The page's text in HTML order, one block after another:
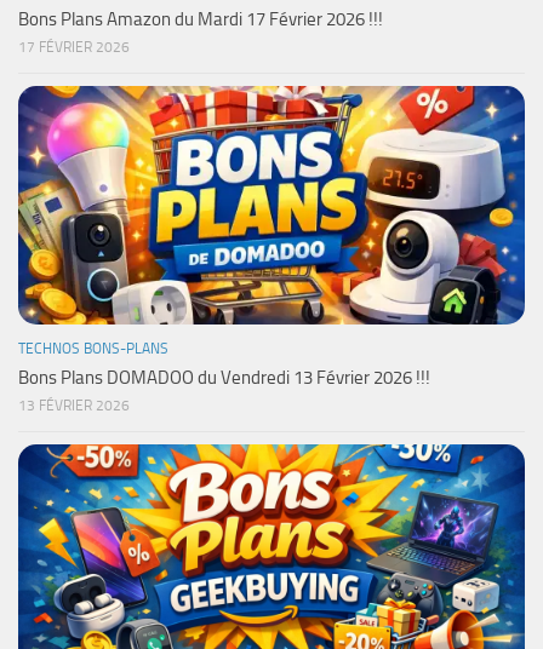
Bons Plans Amazon du Mardi 17 Février 2026 !!!
17 FÉVRIER 2026
TECHNOS BONS-PLANS
Bons Plans DOMADOO du Vendredi 13 Février 2026 !!!
13 FÉVRIER 2026